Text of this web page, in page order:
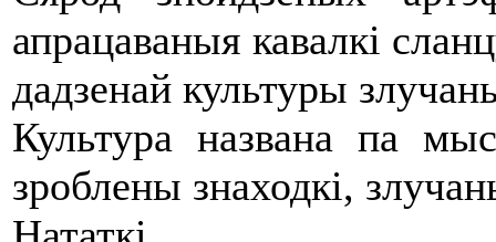
апрацаваныя кавалкі
дадзенай культуры
Культура названа па
зроблены знаходкі,